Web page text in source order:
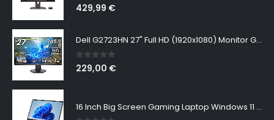
0out of 5
429,99 €
Dell G2723HN 27" Full HD (1920x1080) Monitor Gaming, 165Hz, Fast IPS, 1ms, AMD FreeSync Premium, NVIDIA G-SYNC Compatible, 99% sRGB, DisplayPort, 2x HDMI, Negro
0out of 5
229,00 €
16 Inch Big Screen Gaming Laptop Windows 11 Pro, Intel i9 12900H GeForce RTX 3060 6G, 64GB DDR4 2TB NVMe, 2.5K IPS 165Hz Notebook Gamer PC Computer, WiFi6 BT5.2, Colorful Backlit Keyboard